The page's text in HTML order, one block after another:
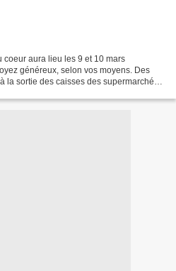
coeur aura lieu les 9 et 10 mars
généreux, selon vos moyens. Des
la sortie des caisses des supermarchés.